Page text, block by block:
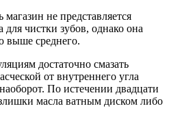
магазин не представляется
чистки зубов, однако она
выше среднего.
достаточно смазать
от внутреннего угла
По истечении двадцати
масла ватным диском либо